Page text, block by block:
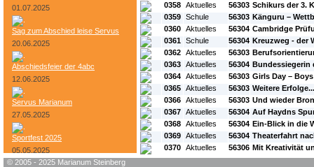
01.07.2025
Sag zum Abschied leise Servus
20.06.2025
Abschiedsfeier der 4abc
12.06.2025
Servus Marianum
27.05.2025
Sportfest 2025
05.05.2025
0358 Aktuelles 56303 Schikurs der 3.
0359 Schule 56303 Känguru –
0360 Aktuelles 56304 Cambridge
0361 Schule 56304 Kreuzweg - der
0362 Aktuelles 56303
0363 Aktuelles 56304 Bundessiegerin
0364 Aktuelles 56303 Girls Day –
0365 Aktuelles 56303 Weitere Erfolge...
0366 Aktuelles 56303 Und wieder
0367 Aktuelles 56304 Auf Haydns
0368 Aktuelles 56304 Ein-Blick in die
0369 Aktuelles 56304 Theaterfahrt
0370 Aktuelles 56306 Mit Kreativität
© 2005 - 2025 Marianum Steinberg